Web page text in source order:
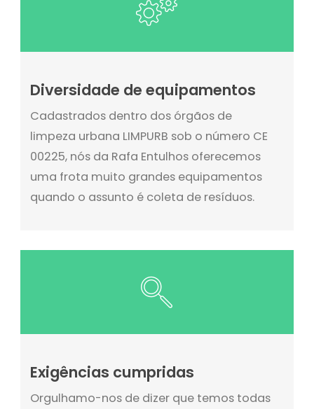
Diversidade de equipamentos
Cadastrados dentro dos órgãos de
limpeza urbana LIMPURB sob o número CE
00225, nós da Rafa Entulhos oferecemos
uma frota muito grandes equipamentos
quando o assunto é coleta de resíduos.
Exigências cumpridas
Orgulhamo-nos de dizer que temos todas